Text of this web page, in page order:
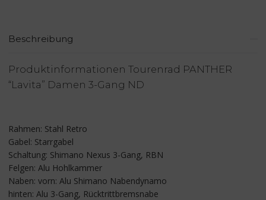
Beschreibung
Produktinformationen Tourenrad PANTHER
“Lavita” Damen 3-Gang ND
Rahmen: Stahl Retro
Gabel: Starrgabel
Schaltung: Shimano Nexus 3-Gang, RBN
Felgen: Alu Hohlkammer
Naben: vorn: Alu Shimano Nabendynamo
hinten: Alu 3-Gang, Rücktrittbremsnabe